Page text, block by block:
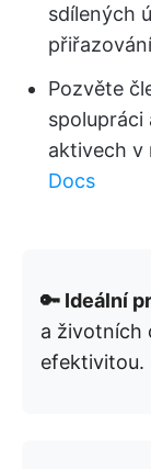
sdílených
Pozvěte
spolupráci
aktivech v
Docs
🔑 Ideální
a životních
efektivitou.